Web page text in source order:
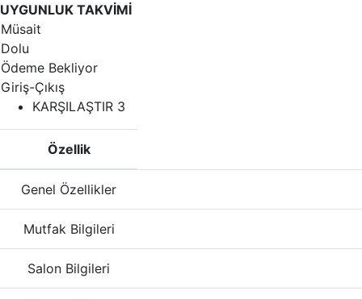
UYGUNLUK TAKVİMİ
Müsait
Dolu
Ödeme Bekliyor
Giriş-Çıkış
KARŞILAŞTIR 3
Özellik
Genel Özellikler
Mutfak Bilgileri
Salon Bilgileri